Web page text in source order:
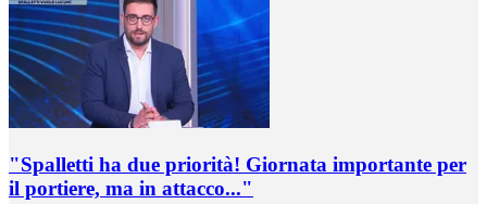
"Spalletti ha due priorità! Giornata importante per
il portiere, ma in attacco..."